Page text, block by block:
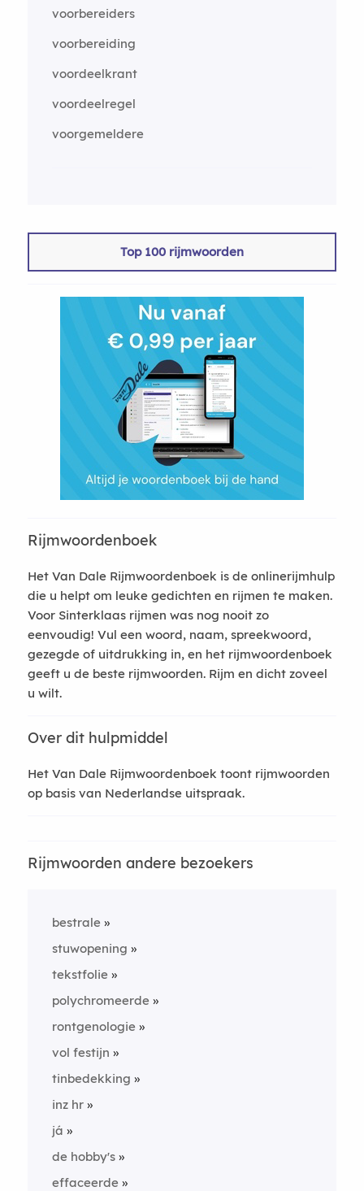
voorbereiders
voorbereiding
voordeelkrant
voordeelregel
voorgemeldere
Top 100 rijmwoorden
Rijmwoordenboek
Het Van Dale Rijmwoordenboek is de onlinerijmhulp
die u helpt om leuke gedichten en rijmen te maken.
Voor Sinterklaas rijmen was nog nooit zo
eenvoudig! Vul een woord, naam, spreekwoord,
gezegde of uitdrukking in, en het rijmwoordenboek
geeft u de beste rijmwoorden. Rijm en dicht zoveel
u wilt.
Over dit hulpmiddel
Het Van Dale Rijmwoordenboek toont rijmwoorden
op basis van Nederlandse uitspraak.
Rijmwoorden andere bezoekers
bestrale
stuwopening
tekstfolie
polychromeerde
rontgenologie
vol festijn
tinbedekking
inz hr
já
de hobby's
effaceerde